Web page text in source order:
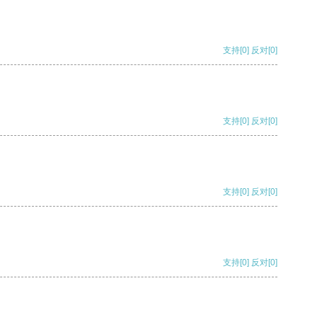
支持[0] 反对[0]
支持[0] 反对[0]
支持[0] 反对[0]
支持[0] 反对[0]